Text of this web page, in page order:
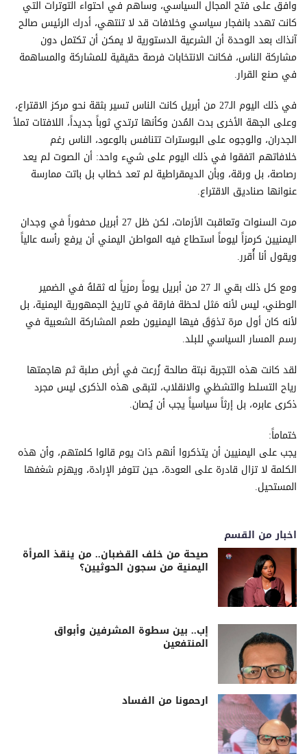
وافق على فتح المجال السياسي، وساهم في احتواء التوترات التي
كانت تهدد بانفجار سياسي وخلافات قد لا تنتهي، أدرك الرئيس صالح
آنذاك بعد الوحدة أن الشرعية الدستورية لا يمكن أن تكتمل دون
مشاركة الناس، فكانت الانتخابات فرصة حقيقية للمشاركة والمساهمة
في صنع القرار.
في ذلك اليوم الـ27 من أبريل كانت الناس تسير بثقة نحو مركز الاقتراع،
وعلى الجهة الأخرى بدت المُدن وكأنها ترتدي ثوباً جديداً، اللافتات تملأ
الجدران، والوجوه على البوسترات تتنافس بالوعود، الناس رغم
خلافاتهم اتفقوا في ذلك اليوم على شيء واحد: أن الصوت لم يعد
رصاصة، بل ورقة، وبأن الديمقراطية لم تعد خطاب بل باتت ممارسة
عنوانها صناديق الاقتراع.
مرت السنوات وتعاقبت الأزمات، لكن ظل 27 أبريل محفوراً في وجدان
اليمنيين كرمزاً ليوماً استطاع فيه المواطن اليمني أن يرفع رأسه عالياً
ويقول أنا أُقرر.
ومع كل ذلك بقي الـ 27 من أبريل يوماً رمزياً له ثقلهُ في الضمير
الوطني، ليس لأنه مَثل لحظة فارقة في تاريخ الجمهورية اليمنية، بل
لأنه كان أول مرة تذوَقَ فيها اليمنيون طعم المشاركة الشعبية في
رسم المسار السياسي للبلد.
لقد كانت هذه التجربة نبتة صالحة زُرعت في أرض صلبة ثم هاجمتها
رياح التسلط والتشظي والانقلاب، لتبقى هذه الذكرى ليس مجرد
ذكرى عابره، بل إرثاً سياسياً يجب أن يُصان.
ختماماً:
يجب على اليمنيين أن يتذكروا أنهم ذات يوم قالوا كلمتهم، وأن هذه
الكلمة لا تزال قادرة على العودة، حين تتوفر الإرادة، ويهزم شغفها
المستحيل.
اخبار من القسم
صيحة من خلف القضبان.. من ينقذ المرأة
اليمنية من سجون الحوثيين؟
إب.. بين سطوة المشرفين وأبواق
المنتفعين
ارحمونا من الفساد